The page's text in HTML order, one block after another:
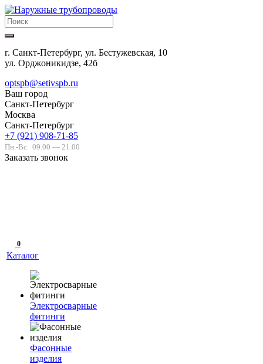
г. Санкт-Петербург, ул. Бестужевская, 10
ул. Орджоникидзе, 42б
optspb@setivspb.ru
Ваш город
Санкт-Петербург
Москва
Санкт-Петербург
+7 (921) 908-71-85
Пн.-Вс. 09.00 — 21.00
Заказать звонок
0
Каталог
Электросварные
фитинги
Фасонные
изделия